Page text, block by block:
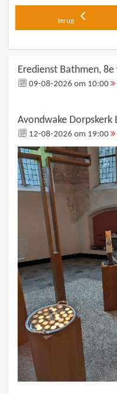
terug
Eredienst Bathmen,
09-08-2026 om 10:00
Avondwake Dorpskerk
12-08-2026 om 19:00